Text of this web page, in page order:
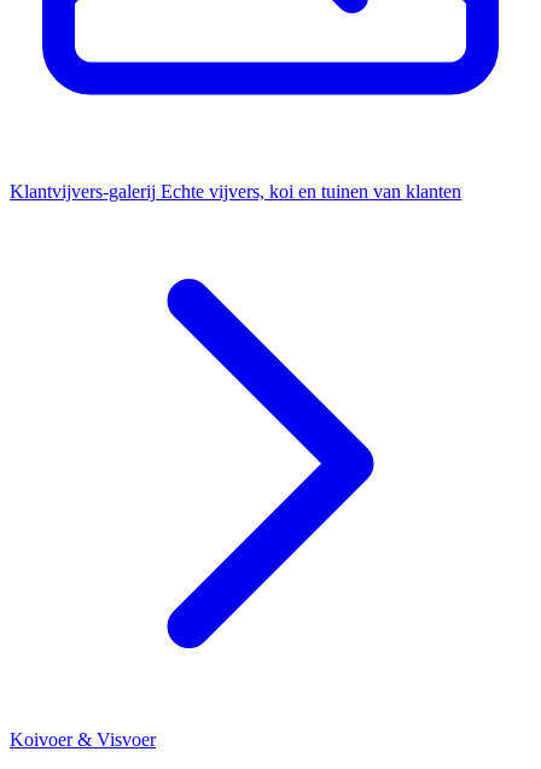
Klantvijvers-galerij Echte vijvers, koi en tuinen van klanten
Koivoer & Visvoer